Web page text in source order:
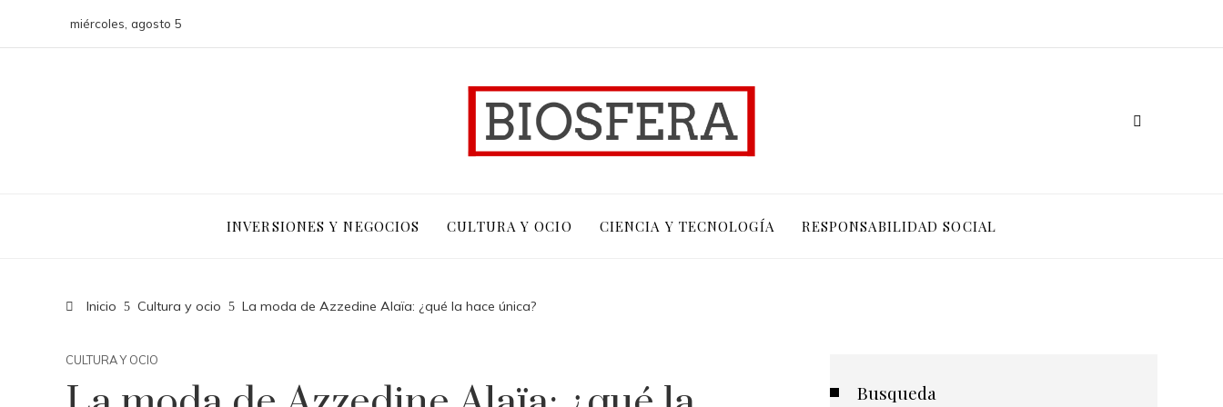
miércoles, agosto 5
INVERSIONES Y NEGOCIOS CULTURA Y OCIO CIENCIA Y TECNOLOGÍA RESPONSABILIDAD SOCIAL
Inicio Cultura y ocio La moda de Azzedine Alaïa: ¿qué la hace única?
CULTURA Y OCIO
Busqueda